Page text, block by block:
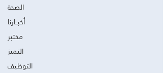
الصحة
أخبــارنا
مختبر
التميز
التوظيف